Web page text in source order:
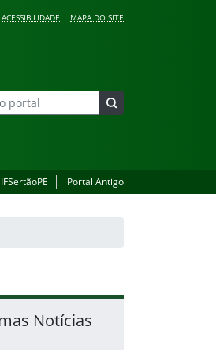
ACESSIBILIDADE MAPA DO SITE
Portal Antigo
Notícias